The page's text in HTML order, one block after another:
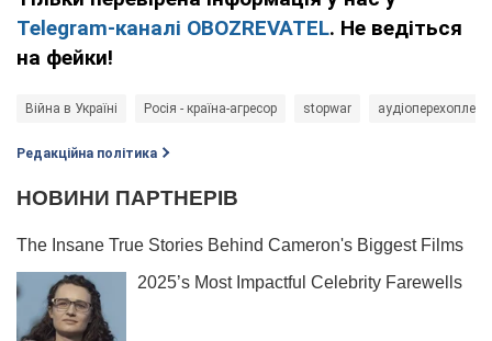
Telegram-каналі OBOZREVATEL. Не ведіться
на фейки!
Війна в Україні Росія - країна-агресор stopwar
Редакційна політика